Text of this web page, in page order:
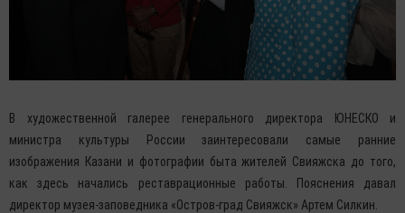
В художественной галерее генерального директора ЮНЕСКО и
министра культуры России заинтересовали самые ранние
изображения Казани и фотографии быта жителей Свияжска до того,
как здесь начались реставрационные работы. Пояснения давал
директор музея-заповедника «Остров-град Свияжск» Артем Силкин.